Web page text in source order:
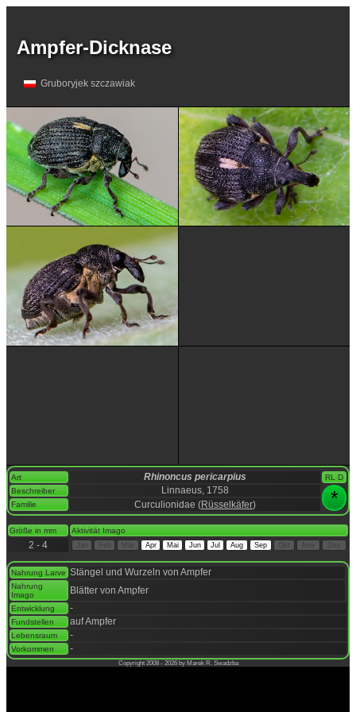
Ampfer-Dicknase
Gruboryjek szczawiak
Art Rhinoncus pericarpius
RL D
Beschreiber
Linnaeus, 1758 *
Familie Curculionidae (Rüsselkäfer)
Größe in mm Aktivität Imago
2 - 4 Apr Mai Jun Jul Aug Sep Dez
Nahrung Larve Stängel und Wurzeln von Ampfer
Nahrung
Imago
Blätter von Ampfer
Entwicklung -
Fundstellen auf Ampfer
Lebensraum -
Vorkommen -
Copyright 2008 - 2026 by Marek R. Swadzba